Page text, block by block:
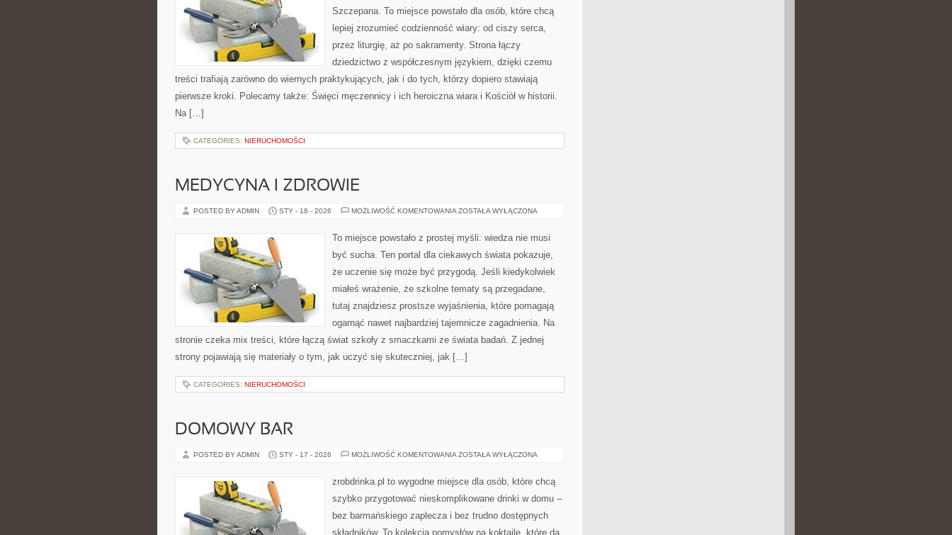
Szczepana. To miejsce powstało dla osób, które chcą
lepiej zrozumieć codzienność wiary: od ciszy serca,
przez liturgię, aż po sakramenty. Strona łączy
dziedzictwo z współczesnym językiem, dzięki czemu
treści trafiają zarówno do wiernych praktykujących, jak i do tych, którzy dopiero stawiają
pierwsze kroki. Polecamy także: Święci męczennicy i ich heroiczna wiara i Kościół w historii.
Na […]
CATEGORIES: NIERUCHOMOŚCI
MEDYCYNA I ZDROWIE
POSTED BY ADMIN STY - 18 - 2026 MOŻLIWOŚĆ KOMENTOWANIA MEDYCYNA
ZOSTAŁA WYŁĄCZONA
To miejsce powstało z prostej myśli: wiedza nie musi
być sucha. Ten portal dla ciekawych świata pokazuje,
że uczenie się może być przygodą. Jeśli kiedykolwiek
miałeś wrażenie, że szkolne tematy są przegadane,
tutaj znajdziesz prostsze wyjaśnienia, które pomagają
ogarnąć nawet najbardziej tajemnicze zagadnienia. Na
stronie czeka mix treści, które łączą świat szkoły z smaczkami ze świata badań. Z jednej
strony pojawiają się materiały o tym, jak uczyć się skuteczniej, jak […]
CATEGORIES: NIERUCHOMOŚCI
DOMOWY BAR
POSTED BY ADMIN STY - 17 - 2026 MOŻLIWOŚĆ KOMENTOWANIA DOMOWY
ZOSTAŁA WYŁĄCZONA
zrobdrinka.pl to wygodne miejsce dla osób, które chcą
szybko przygotować nieskomplikowane drinki w domu –
bez barmańskiego zaplecza i bez trudno dostępnych
składników. To kolekcja pomysłów na koktajle, które da